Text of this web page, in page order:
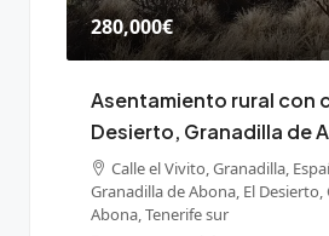
280,000€
Asentamiento rural con
Desierto, Granadilla de
Calle el Vivito, Granadilla,
Granadilla de Abona, El Desierto,
Abona, Tenerife sur